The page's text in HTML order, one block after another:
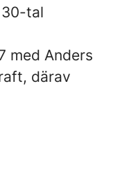
tal
med Anders
därav